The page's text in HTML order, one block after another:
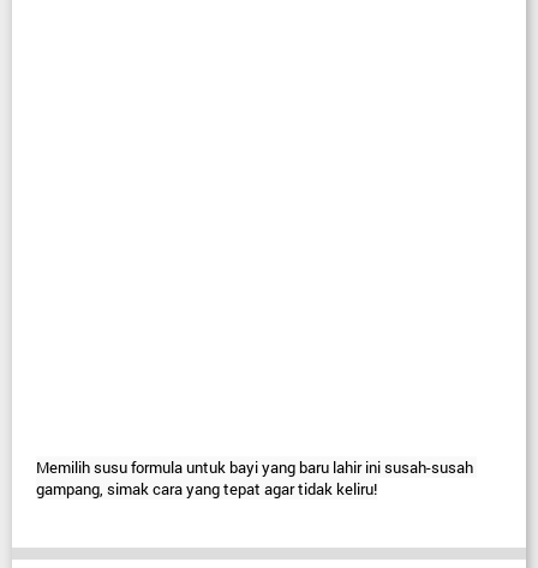
Memilih susu formula untuk bayi yang baru lahir ini susah-susah
gampang, simak cara yang tepat agar tidak keliru!